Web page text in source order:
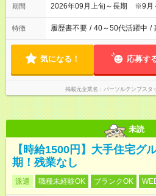
期間 2026年09月上旬～長期 ※9月
特徴 履歴書不要 / 40～50代活躍中 /
気になる！ 応募す
掲載元企業名 パーソルテンプス
未読
【時給1500円】大手住宅グ
期！残業なし
派遣 職種未経験OK ブランクOK